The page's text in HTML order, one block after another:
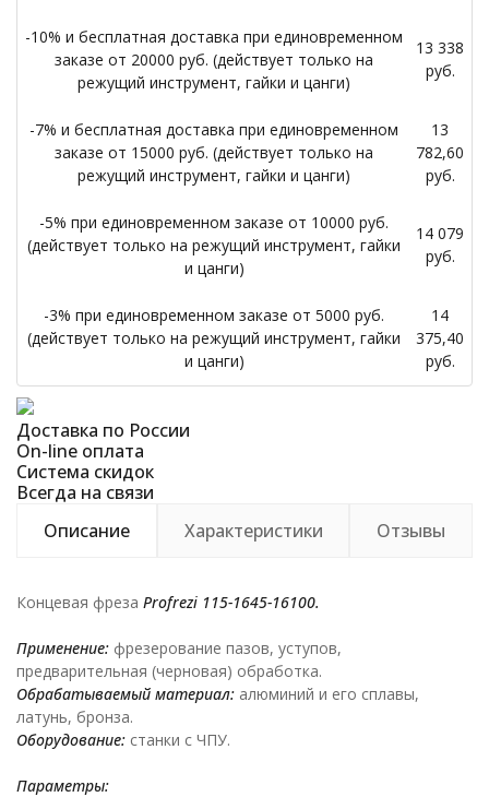
-10% и бесплатная доставка при единовременном
заказе от 20000 руб. (действует только на
режущий инструмент, гайки и цанги)
13 338
руб.
-7% и бесплатная доставка при единовременном
заказе от 15000 руб. (действует только на
режущий инструмент, гайки и цанги)
13
782,60
руб.
-5% при единовременном заказе от 10000 руб.
(действует только на режущий инструмент, гайки
и цанги)
14 079
руб.
-3% при единовременном заказе от 5000 руб.
(действует только на режущий инструмент, гайки
и цанги)
14
375,40
руб.
Доставка по России
On-line оплата
Система скидок
Всегда на связи
Описание
Характеристики Отзывы
Концевая фреза Profrezi 115-1645-16100.
Применение: фрезерование пазов, уступов,
предварительная (черновая) обработка.
Обрабатываемый материал: алюминий и его сплавы,
латунь, бронза.
Оборудование: станки с ЧПУ.
Параметры: